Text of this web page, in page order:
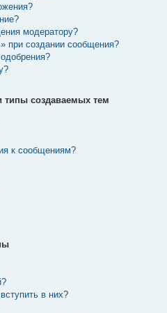
модератору?
при создании сообщения?
создаваемых тем
к сообщениям?
в них?